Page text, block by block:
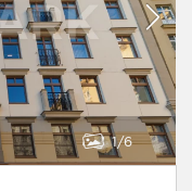
1 6